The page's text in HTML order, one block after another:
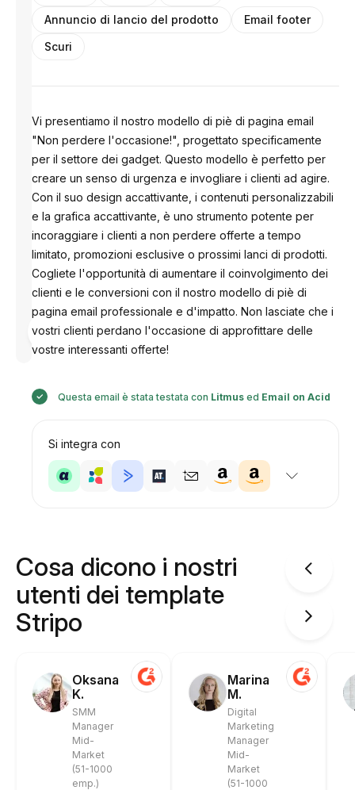
Progettato
da
Anastasiia
Annuncio di lancio del prodotto
Email footer
Scuri
Vi presentiamo il nostro modello di piè di pagina email
"Non perdere l'occasione!", progettato specificamente
per il settore dei gadget. Questo modello è perfetto per
creare un senso di urgenza e invogliare i clienti ad agire.
Con il suo design accattivante, i contenuti personalizzabili
e la grafica accattivante, è uno strumento potente per
incoraggiare i clienti a non perdere offerte a tempo
limitato, promozioni esclusive o prossimi lanci di prodotti.
Cogliete l'opportunità di aumentare il coinvolgimento dei
clienti e le conversioni con il nostro modello di piè di
pagina email professionale e d'impatto. Non lasciate che i
vostri clienti perdano l'occasione di approfittare delle
vostre interessanti offerte!
Questa email è stata testata con Litmus ed Email on Acid
Si integra con
Cosa dicono i nostri
utenti dei template
Stripo
Oksana
K.
SMM
Manager
Mid-
Market
(51-1000
emp.)
Marina
M.
Digital
Marketing
Manager
Mid-
Market
(51-1000